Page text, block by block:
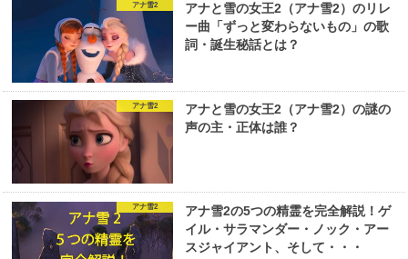
アナ雪2
アナと雪の女王2（アナ雪2）のリレ
ー曲「ずっと変わらないもの」の歌
詞・誕生秘話とは？
アナ雪2
アナと雪の女王2（アナ雪2）の謎の
声の主・正体は誰？
アナ雪2
アナ雪2の5つの精霊を完全解説！ゲ
イル・サラマンダー・ノック・アー
スジャイアント、そして・・・